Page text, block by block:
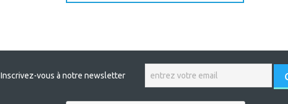
Inscrivez-vous à notre newsletter